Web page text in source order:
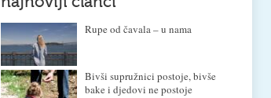
Rupe od čavala – u nama
Bivši supružnici postoje, bivše
bake i djedovi ne postoje